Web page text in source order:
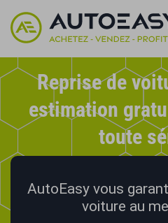
Reprise de
estimation
toute
AutoEasy vous
voiture au